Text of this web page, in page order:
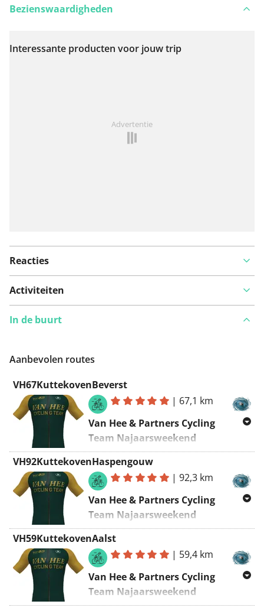
Bekijk op kaart
Bezienswaardigheden
Interessante producten voor jouw trip
Advertentie
Reacties
Activiteiten
In de buurt
Aanbevolen routes
VH67KuttekovenBeverst
| 67,1 km
Van Hee & Partners Cycling
Team Najaarsweekend
Haspengouw ~ rit 1, 09/09/2022
Kuttekoven - Beverst - Kuttekoven
Vertrekpunt: Kleestraat 1,
Kuttekoven (Het Eenhoornhof
Start om 14u30 !
Link voorgratisGPX-download
:https://www.routeyou.com/nl-
be/route/view/11557641?
VH92KuttekovenHaspengouw
|92,3 km
Van Hee & Partners Cycling
Team Najaarsweekend
Haspengouw ~ rit 2, 10/09/2022
(alternatief 92 km)
Kuttekoven - Haspengouw -
Kuttekoven
Vertrekpunt: Kleestraat 1,
VH59KuttekovenAalst
| 59,4 km
Van Hee & Partners Cycling
Team Najaarsweekend
Haspengouw ~ rit 3, 11/09/2022